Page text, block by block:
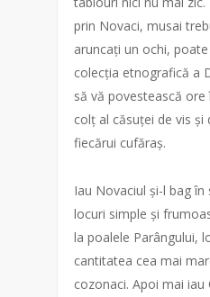
prin Novaci, musai
aruncați un ochi,
colecția etnografică a
să vă povestească
colț al căsuței de vis și
fiecărui cufăraș.
Iau Novaciul și-l bag
locuri simple și
la poalele Parângului,
cantitatea cea mai
cozonaci. Apoi mai iau